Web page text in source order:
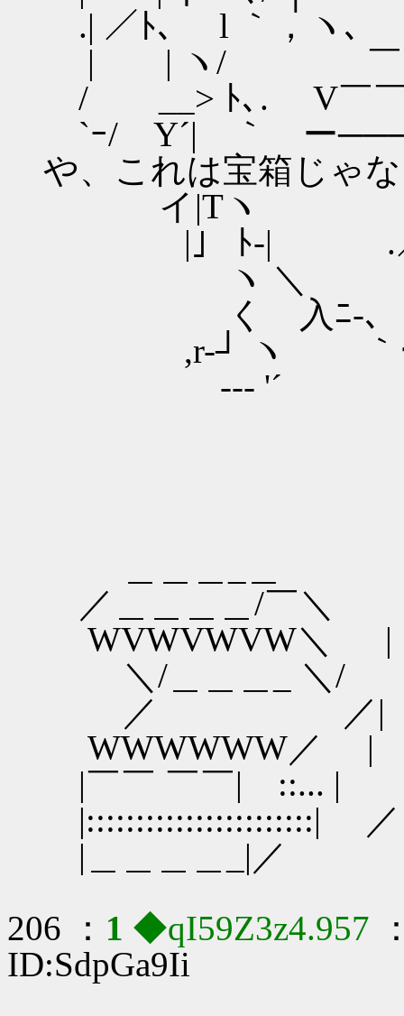
.| ／ﾄ､ l ｀，
| | ヽ/ ￣
/ __> ﾄ､. V￣￣
`ｰ/ Y´| ｀
や、これは宝箱じゃ
ゝイ
|」 ﾄ-| .
ヽ ＼
く 入ﾆ-､ ／
,r-┘ ヽ ｀ー '
ゝ--‐ '´
／＿＿＿＿/￣＼
WVWVWVW＼ |
＼/＿＿＿_ ＼/
／ ／|
WWWWWW／ |
|￣￣ ￣￣| ::... |
|:::::::::::::::::::::::| ／
|＿＿＿＿_|／
206 ： 1 ◆qI59Z3z4.957
ID:SdpGa9Ii